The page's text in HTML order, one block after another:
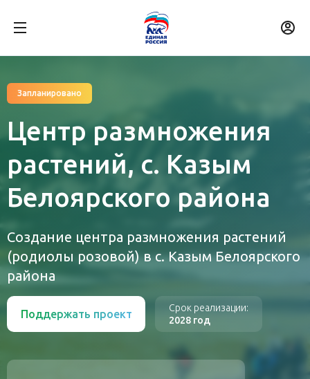
Запланировано
Центр размножения
растений, с. Казым
Белоярского района
Создание центра размножения растений
(родиолы розовой) в с. Казым Белоярского
района
Поддержать проект
Срок реализации:
2028 год